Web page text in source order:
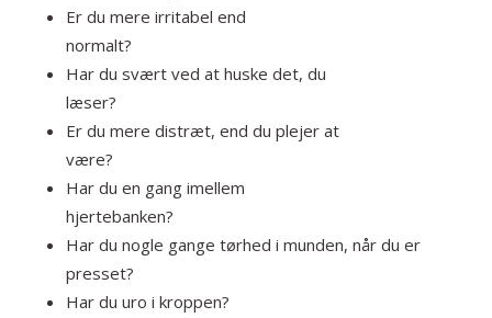
Er du mere irritabel end
normalt?
Har du svært ved at huske det, du
læser?
Er du mere distræt, end du plejer at
være?
Har du en gang imellem
hjertebanken?
Har du nogle gange tørhed i munden, når du er
presset?
Har du uro i kroppen?